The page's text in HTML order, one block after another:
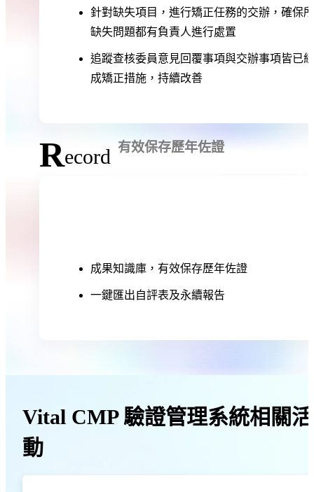
針對缺失項目，進行矯正任務的交辦，確保
缺失問題都有負責人進行處置
追蹤查核委員意見回覆事項與交辦事項皆已
成矯正措施，持續改善
Record 有效保存歷年佐證
成果知識庫，有效保存歷年佐證
一鍵匯出自評表及永續報告
Vital CMP 驗證管理系統相關活
動